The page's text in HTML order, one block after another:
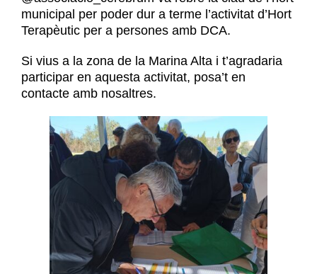
municipal per poder dur a terme l’activitat d’Hort
Terapèutic per a persones amb DCA.
Si vius a la zona de la Marina Alta i t’agradaria
participar en aquesta activitat, posa’t en
contacte amb nosaltres.